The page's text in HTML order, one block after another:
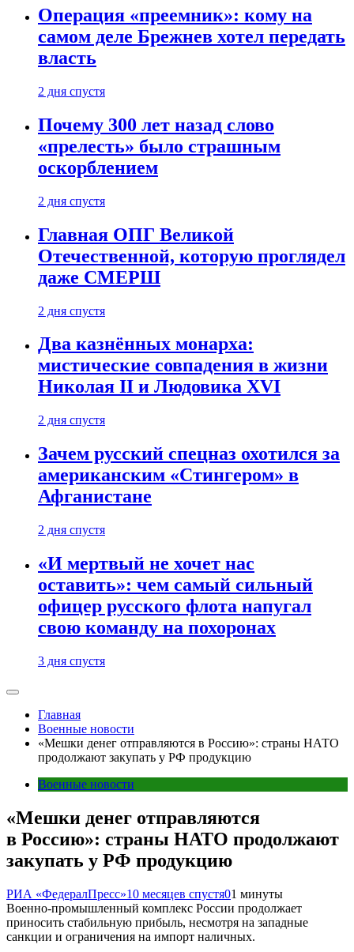
Операция «преемник»: кому на
самом деле Брежнев хотел передать
власть
2 дня спустя
Почему 300 лет назад слово
«прелесть» было страшным
оскорблением
2 дня спустя
Главная ОПГ Великой
Отечественной, которую проглядел
даже СМЕРШ
2 дня спустя
Два казнённых монарха:
мистические совпадения в жизни
Николая II и Людовика XVI
2 дня спустя
Зачем русский спецназ охотился за
американским «Стингером» в
Афганистане
2 дня спустя
«И мертвый не хочет нас
оставить»: чем самый сильный
офицер русского флота напугал
свою команду на похоронах
3 дня спустя
Главная
Военные новости
«Мешки денег отправляются в Россию»: страны НАТО
продолжают закупать у РФ продукцию
Военные новости
«Мешки денег отправляются
в Россию»: страны НАТО продолжают
закупать у РФ продукцию
РИА «ФедералПресс»10 месяцев спустя01 минуты
Военно-промышленный комплекс России продолжает
приносить стабильную прибыль, несмотря на западные
санкции и ограничения на импорт наличных.